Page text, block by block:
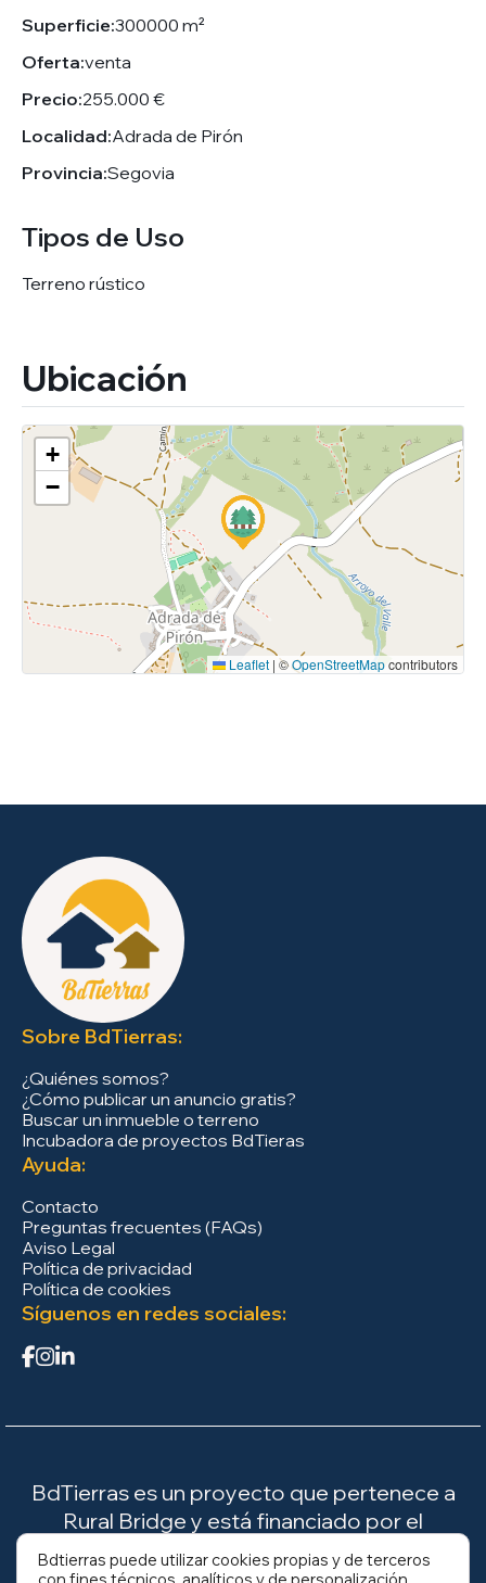
Superficie:300000 m²
Oferta:venta
Precio:255.000 €
Localidad:Adrada de Pirón
Provincia:Segovia
Tipos de Uso
Terreno rústico
Ubicación
+
−
Leaflet | ©OpenStreetMapcontributors
Sobre BdTierras:
¿Quiénes somos?
¿Cómo publicar un anuncio gratis?
Buscar un inmueble o terreno
Incubadora de proyectos BdTieras
Ayuda:
Contacto
Preguntas frecuentes (FAQs)
Aviso Legal
Política de privacidad
Política de cookies
Síguenos en redes sociales:
BdTierras es un proyecto que pertenece a
Rural Bridge y está financiado por el
Ministerio para la Transición Ecológica y el
Reto Demográfico (MITECO).
Bdtierras puede utilizar cookies propias y de terceros